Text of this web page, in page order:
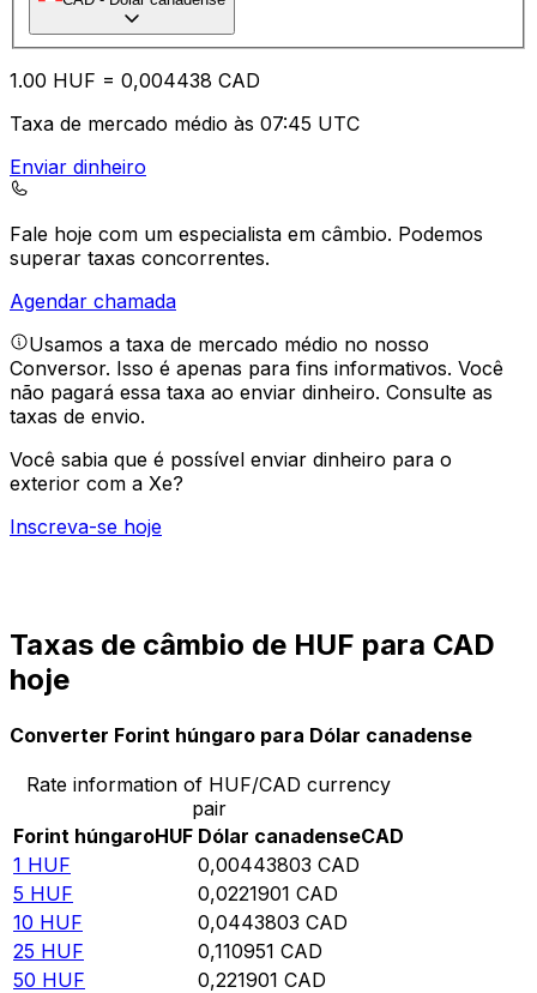
1.00 HUF = 0,004438 CAD
Taxa de mercado médio às 07:45 UTC
Enviar dinheiro
Fale hoje com um especialista em câmbio. Podemos
superar taxas concorrentes.
Agendar chamada
Usamos a taxa de mercado médio no nosso
Conversor. Isso é apenas para fins informativos. Você
não pagará essa taxa ao enviar dinheiro. Consulte as
taxas de envio.
Você sabia que é possível enviar dinheiro para o
exterior com a Xe?
Inscreva-se hoje
Taxas de câmbio de HUF para CAD
hoje
Converter Forint húngaro para Dólar canadense
Rate information of HUF/CAD currency
pair
Forint húngaroHUF Dólar canadenseCAD
1 HUF 0,00443803 CAD
5 HUF 0,0221901 CAD
10 HUF 0,0443803 CAD
25 HUF 0,110951 CAD
50 HUF 0,221901 CAD